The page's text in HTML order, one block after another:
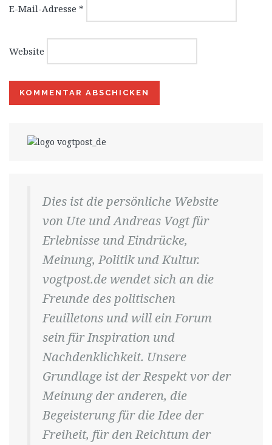
E-Mail-Adresse *
Website
Dies ist die persönliche Website
von Ute und Andreas Vogt für
Erlebnisse und Eindrücke,
Meinung, Politik und Kultur.
vogtpost.de wendet sich an die
Freunde des politischen
Feuilletons und will ein Forum
sein für Inspiration und
Nachdenklichkeit. Unsere
Grundlage ist der Respekt vor der
Meinung der anderen, die
Begeisterung für die Idee der
Freiheit, für den Reichtum der